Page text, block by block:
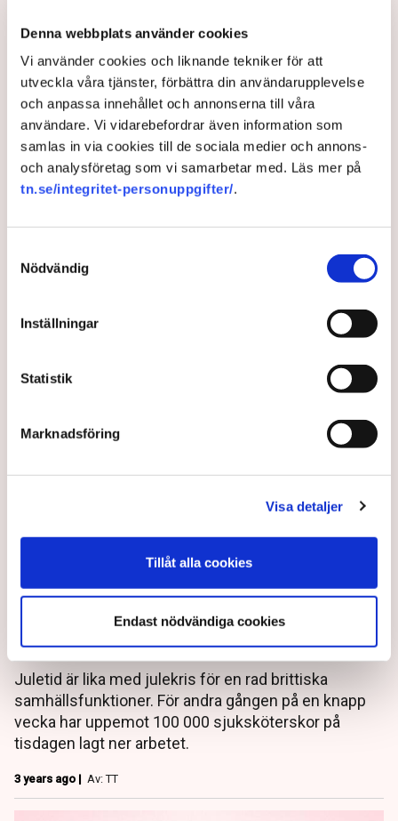
Denna webbplats använder cookies
Vi använder cookies och liknande tekniker för att
utveckla våra tjänster, förbättra din användarupplevelse
och anpassa innehållet och annonserna till våra
användare. Vi vidarebefordrar även information som
samlas in via cookies till de sociala medier och annons-
och analysföretag som vi samarbetar med. Läs mer på
tn.se/integritet-personuppgifter/.
Nödvändig
Inställningar
Statistik
Marknadsföring
Visa detaljer
Tillåt alla cookies
Endast nödvändiga cookies
Ledare: Jimmie Åkessons
flygande cirkus
En europeisk EU-politik handlar om vad EU kan göra
Julstrejker i Storbritannien –
vård ställs in
Juletid är lika med julekris för en rad brittiska
samhällsfunktioner. För andra gången på en knapp
vecka har uppemot 100 000 sjuksköterskor på
tisdagen lagt ner arbetet.
3 years ago | Av: TT